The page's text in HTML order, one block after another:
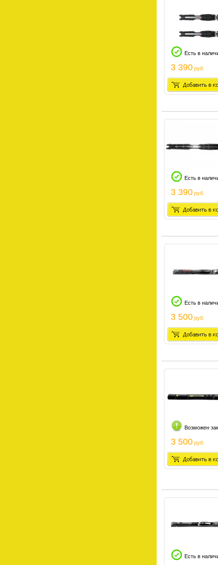
Есть в
3 390 руб.
Есть в
3 390 руб.
Есть в
3 500 руб.
Возможен
3 500 руб.
Есть в